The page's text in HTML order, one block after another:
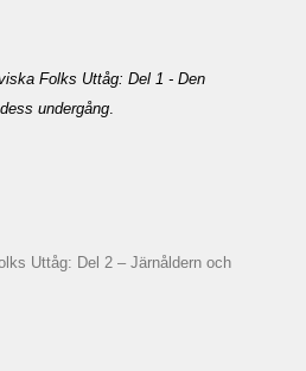
Folks Uttåg: Del 1 - Den
undergång.
Uttåg: Del 2 – Järnåldern och